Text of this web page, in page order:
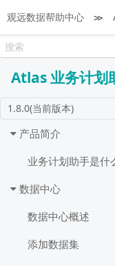
观远数据帮助中心 ≫
Atlas 业务计划
1.8.0(当前版本)
产品简介
业务计划助手是什
数据中心
数据中心概述
添加数据集